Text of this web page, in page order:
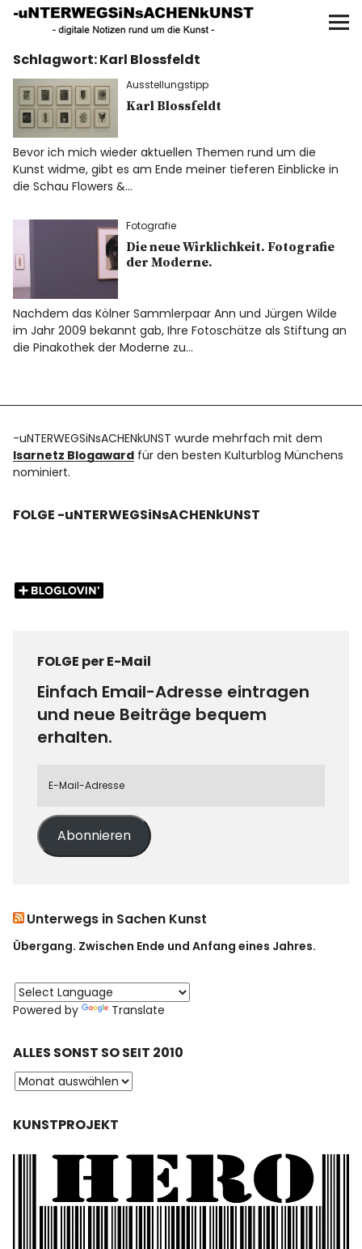
UNTERWEGS IN SACHEN
KUNST
Start
AKTUELLE AUSSTELLUNGEN
KUNSTSPAZIERGÄNGE
ÜBER
UNSER BUCH
f I P
Schlagwort:Karl Blossfeldt
Ausstellungstipp
Karl Blossfeldt
Bevor ich mich wieder aktuellen Themen rund um die
Kunst widme, gibt es am Ende meiner tieferen Einblicke in
die Schau Flowers &…
Fotografie
Die neue Wirklichkeit. Fotografie
der Moderne.
Nachdem das Kölner Sammlerpaar Ann und Jürgen Wilde
im Jahr 2009 bekannt gab, Ihre Fotoschätze als Stiftung an
die Pinakothek der Moderne zu…
-uNTERWEGSiNsACHENkUNST wurde mehrfach mit dem
Isarnetz Blogaward für den besten Kulturblog Münchens
nominiert.
FOLGE -uNTERWEGSiNsACHENkUNST
FOLGE per E-Mail
Einfach Email-Adresse eintragen
und neue Beiträge bequem
erhalten.
Abonnieren
Unterwegs in Sachen Kunst
Übergang. Zwischen Ende und Anfang eines Jahres.
Powered by Translate
ALLES SONST SO SEIT 2010
KUNSTPROJEKT